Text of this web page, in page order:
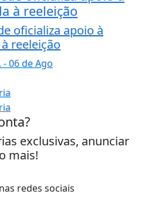
à reeleição
oficializa apoio à
reeleição
- 06 de Ago
exclusivas, anunciar
mais!
nas redes sociais